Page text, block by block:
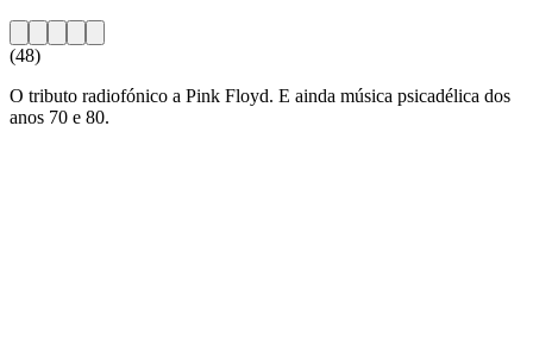
(48)
O tributo radiofónico a Pink Floyd. E ainda música psicadélica dos
anos 70 e 80.